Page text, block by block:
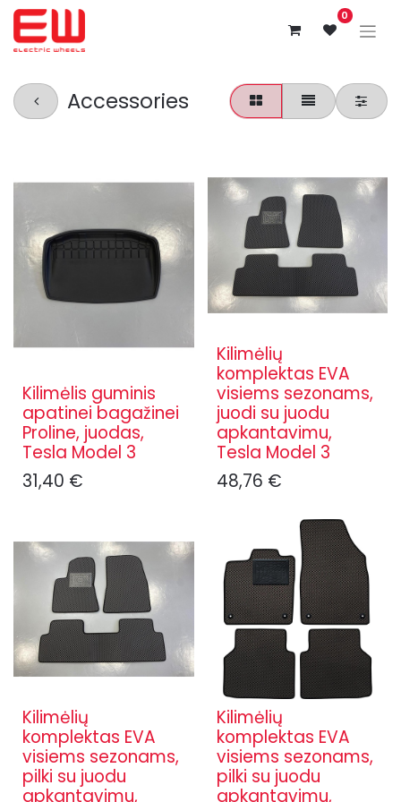
0
Accessories
Kilimėlis guminis
apatinei bagažinei
Proline, juodas,
Tesla Model 3
31,40 €
Kilimėlių
komplektas EVA
visiems sezonams,
juodi su juodu
apkantavimu,
Tesla Model 3
48,76 €
Kilimėlių
komplektas EVA
visiems sezonams,
pilki su juodu
apkantavimu,
Kilimėlių
komplektas EVA
visiems sezonams,
pilki su juodu
apkantavimu,